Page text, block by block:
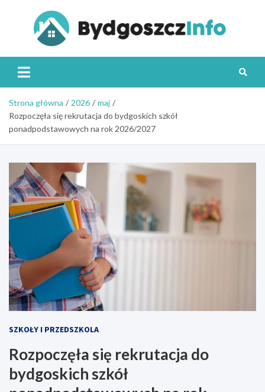
Strona główna 2026
maj
Rozpoczęła się rekrutacja do bydgoskich szkół
ponadpodstawowych na rok 2026/2027
SZKOŁY I PRZEDSZKOLA
Rozpoczęła się rekrutacja do
bydgoskich szkół